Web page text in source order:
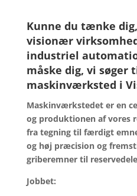
Kunne du tænke
visionær
industriel
måske dig, vi søger
maskinværksted i
Maskinværkstedet er en
og produktionen af vores
fra tegning til færdigt
og høj præcision og
griberemner til
Jobbet: